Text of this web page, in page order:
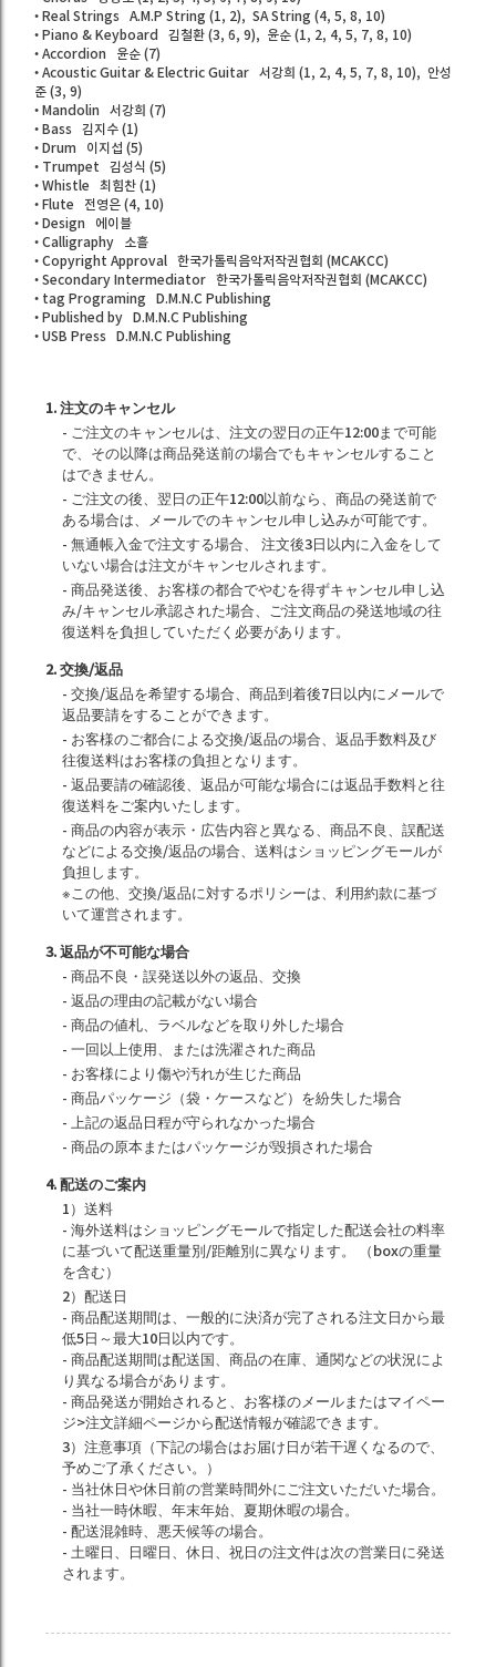
• Real Strings A.M.P String (1, 2), SA String (4, 5, 8, 10)
• Piano & Keyboard 김철환 (3, 6, 9), 윤순 (1, 2, 4, 5, 7, 8, 10)
• Accordion 윤순 (7)
• Acoustic Guitar & Electric Guitar 서강희 (1, 2, 4, 5, 7, 8, 10), 안성
준 (3, 9)
• Mandolin 서강희 (7)
• Bass 김지수 (1)
• Drum 이지섭 (5)
• Trumpet 김성식 (5)
• Whistle 최힘찬 (1)
• Flute 전영은 (4, 10)
• Design 에이블
• Calligraphy 소흘
• Copyright Approval 한국가톨릭음악저작권협회 (MCAKCC)
• Secondary Intermediator 한국가톨릭음악저작권협회 (MCAKCC)
• tag Programing D.M.N.C Publishing
• Published by D.M.N.C Publishing
• USB Press D.M.N.C Publishing
1. 注文のキャンセル
- ご注文のキャンセルは、注文の翌日の正午12:00まで可能
で、その以降は商品発送前の場合でもキャンセルすること
はできません。
- ご注文の後、翌日の正午12:00以前なら、商品の発送前で
ある場合は、メールでのキャンセル申し込みが可能です。
- 無通帳入金で注文する場合、 注文後3日以内に入金をして
いない場合は注文がキャンセルされます。
- 商品発送後、お客様の都合でやむを得ずキャンセル申し込
み/キャンセル承認された場合、ご注文商品の発送地域の往
復送料を負担していただく必要があります。
2. 交換/返品
- 交換/返品を希望する場合、商品到着後7日以内にメールで
返品要請をすることができます。
- お客様のご都合による交換/返品の場合、返品手数料及び
往復送料はお客様の負担となります。
- 返品要請の確認後、返品が可能な場合には返品手数料と往
復送料をご案内いたします。
- 商品の内容が表示・広告内容と異なる、商品不良、誤配送
などによる交換/返品の場合、送料はショッピングモールが
負担します。
※この他、交換/返品に対するポリシーは、利用約款に基づ
いて運営されます。
3. 返品が不可能な場合
- 商品不良・誤発送以外の返品、交換
- 返品の理由の記載がない場合
- 商品の値札、ラベルなどを取り外した場合
- 一回以上使用、または洗濯された商品
- お客様により傷や汚れが生じた商品
- 商品パッケージ（袋・ケースなど）を紛失した場合
- 上記の返品日程が守られなかった場合
- 商品の原本またはパッケージが毀損された場合
4. 配送のご案内
1）送料
- 海外送料はショッピングモールで指定した配送会社の料率
に基づいて配送重量別/距離別に異なります。 （boxの重量
を含む）
2）配送日
- 商品配送期間は、一般的に決済が完了される注文日から最
低5日～最大10日以内です。
- 商品配送期間は配送国、商品の在庫、通関などの状況によ
り異なる場合があります。
- 商品発送が開始されると、お客様のメールまたはマイペー
ジ>注文詳細ページから配送情報が確認できます。
3）注意事項（下記の場合はお届け日が若干遅くなるので、
予めご了承ください。）
- 当社休日や休日前の営業時間外にご注文いただいた場合。
- 当社一時休暇、年末年始、夏期休暇の場合。
- 配送混雑時、悪天候等の場合。
- 土曜日、日曜日、休日、祝日の注文件は次の営業日に発送
されます。